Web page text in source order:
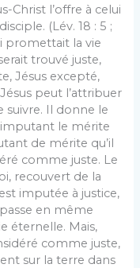
Christ l’offre à celui
(Lév. 18 : 5 ;
promettait la vie
trouvé juste,
Jésus excepté,
peut l’attribuer
suivre. Il donne le
imputant le mérite
de mérite qu’il
comme juste. Le
recouvert de la
imputée à justice,
en même
éternelle. Mais,
comme juste,
sur la terre dans